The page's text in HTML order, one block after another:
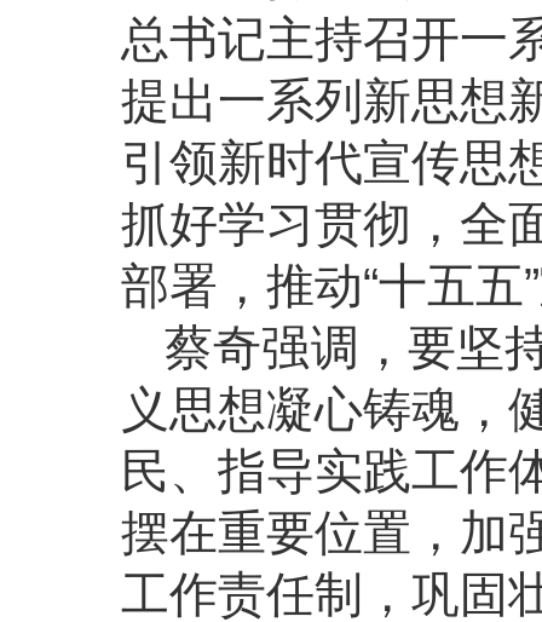
总书记主持召开一
提出一系列新思想
引领新时代宣传思
抓好学习贯彻，全
部署，推动“十五
蔡奇强调，要坚
义思想凝心铸魂，
民、指导实践工作
摆在重要位置，加
工作责任制，巩固